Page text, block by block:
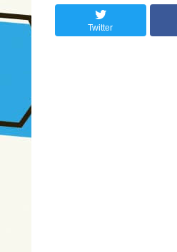
Twitter